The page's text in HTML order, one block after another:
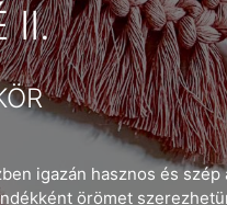
II.
igazán hasznos és
örömet